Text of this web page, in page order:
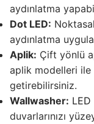
aydınlatma
Dot LED: Noktasal
aydınlatma
Aplik: Çift yönlü
aplik modelleri ile
getirebilirsiniz.
Wallwasher:
duvarlarınızı